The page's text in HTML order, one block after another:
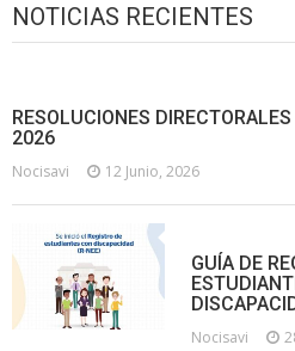
NOTICIAS RECIENTES
RESOLUCIONES DIRECTORALES
2026
Nocisavi 12 Junio, 2026
GUÍA DE
Nocisavi